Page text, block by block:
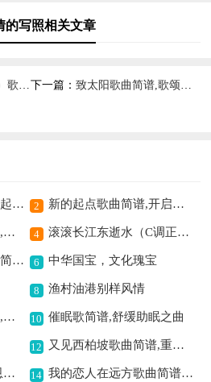
的写照相关文章
之美 下一篇： 致太阳歌曲简谱,歌颂太阳的赞歌
月啊，为什么你还不升起歌曲简谱,蕴含盼月情思 2 新的起点歌曲简谱,开启全新之旅
大漠中的守望歌曲简谱,展现大漠深情 4 滚滚长江东逝水（C调正谱）歌曲简谱,尽显历史沧桑感
送上我心头的思念歌曲简谱,倾诉深情的思念 6 中华国宝，文化瑰宝
8 渔村油港别样风情
挺立的中国魂歌曲简谱,彰显民族精神 10 催眠歌简谱,舒缓助眠之曲
12 又见西柏坡歌曲简谱,重温红色记忆
感恩威海简谱,传递感恩之情 14 我的恋人在远方歌曲简谱,抒发异地相思情